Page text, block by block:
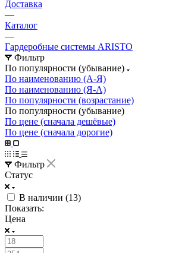
Доставка
—
Каталог
—
Гардеробные системы ARISTO
Фильтр
По популярности (убывание)
По наименованию (А-Я)
По наименованию (Я-А)
По популярности (возрастание)
По популярности (убывание)
По цене (сначала дешёвые)
По цене (сначала дорогие)
Фильтр
Статус
В наличии (13)
Показать:
Цена